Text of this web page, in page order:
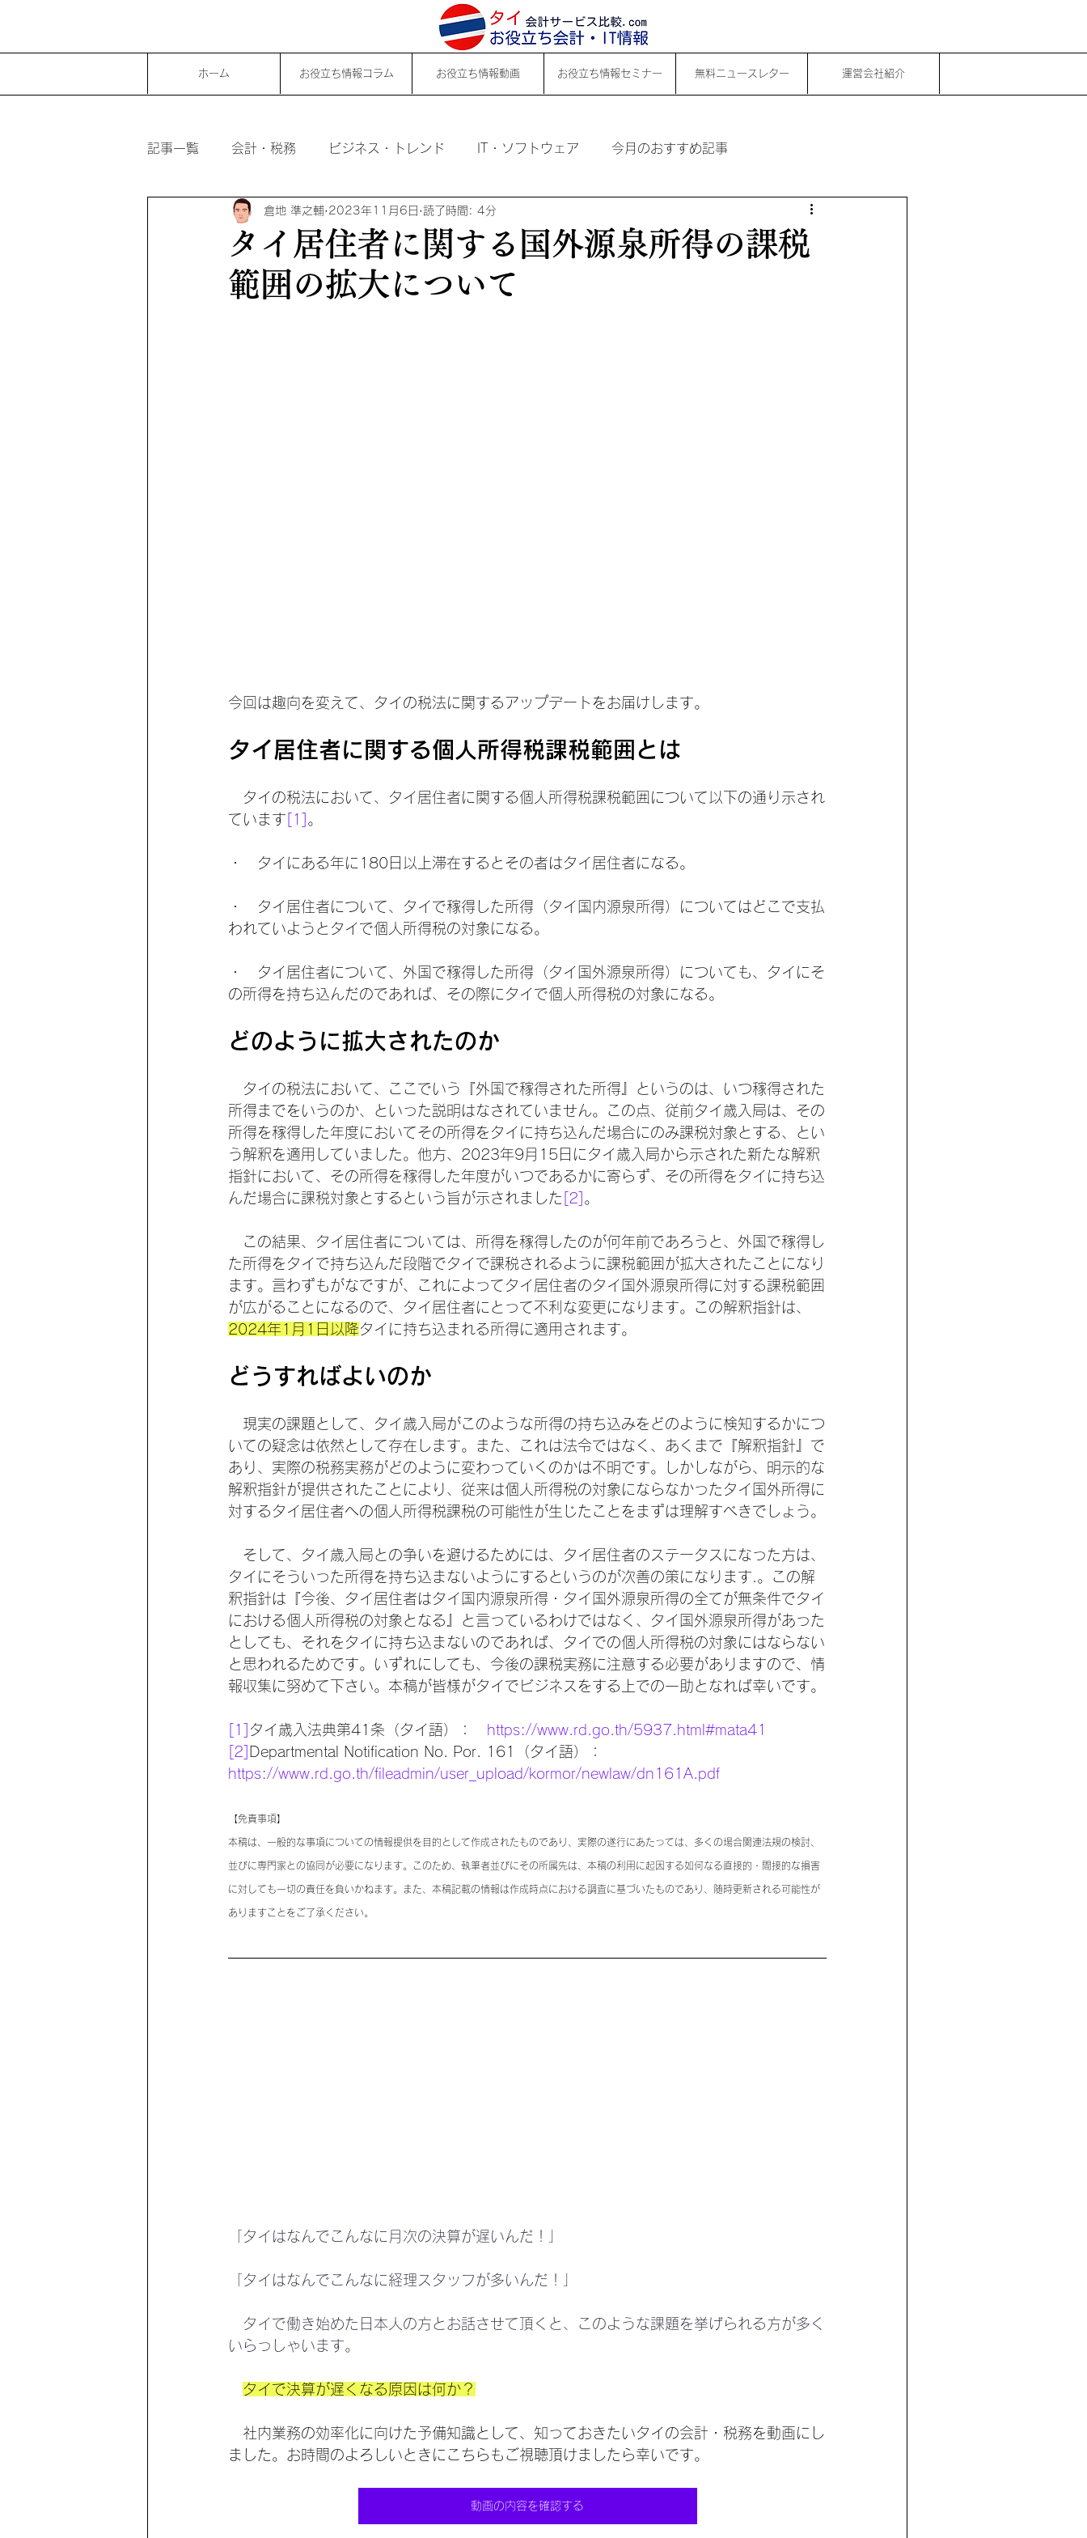
ホーム お役立ち情報コラム お役立ち情報動画 お役立ち情報セミナー 無料ニュースレター 運営会社紹介
記事一覧 会計・税務 ビジネス・トレンド IT・ソフトウェア 今月のおすすめ記事
タイ居住者に関する国外源泉所得の課税
範囲の拡大について
倉地 準之輔 2023年11月6日 読了時間: 4分
今回は趣向を変えて、タイの税法に関するアップデートをお届けします。
タイ居住者に関する個人所得税課税範囲とは
タイの税法において、タイ居住者に関する個人所得税課税範囲について以下の通り示され
ています [1] 。
・　タイにある年に180日以上滞在するとその者はタイ居住者になる。
・　タイ居住者について、タイで稼得した所得（タイ国内源泉所得）についてはどこで支払
われていようとタイで個人所得税の対象になる。
・　タイ居住者について、外国で稼得した所得（タイ国外源泉所得）についても、タイにそ
の所得を持ち込んだのであれば、その際にタイで個人所得税の対象になる。
どのように拡大されたのか
タイの税法において、ここでいう『外国で稼得された所得』というのは、いつ稼得された
所得までをいうのか、といった説明はなされていません。この点、従前タイ歳入局は、その
所得を稼得した年度においてその所得をタイに持ち込んだ場合にのみ課税対象とする、とい
う解釈を適用していました。他方、2023年9月15日にタイ歳入局から示された新たな解釈
指針において、その所得を稼得した年度がいつであるかに寄らず、その所得をタイに持ち込
んだ場合に課税対象とするという旨が示されました
[2] 。
この結果、タイ居住者については、所得を稼得したのが何年前であろうと、外国で稼得し
た所得をタイで持ち込んだ段階でタイで課税されるように課税範囲が拡大されたことになり
ます。言わずもがなですが、これによってタイ居住者のタイ国外源泉所得に対する課税範囲
が広がることになるので、タイ居住者にとって不利な変更になります。この解釈指針は、
2024年1月1日以降タイに持ち込まれる所得に適用されます。
どうすればよいのか
現実の課題として、タイ歳入局がこのような所得の持ち込みをどのように検知するかにつ
いての疑念は依然として存在します。また、これは法令ではなく、あくまで『解釈指針』で
あり、実際の税務実務がどのように変わっていくのかは不明です。しかしながら、明示的な
解釈指針が提供されたことにより、従来は個人所得税の対象にならなかったタイ国外所得に
対するタイ居住者への個人所得税課税の可能性が生じたことをまずは理解すべきでしょう。
そして、タイ歳入局との争いを避けるためには、タイ居住者のステータスになった方は、
タイにそういった所得を持ち込まないようにするというのが次善の策になります.。この解
釈指針は『今後、タイ居住者はタイ国内源泉所得・タイ国外源泉所得の全てが無条件でタイ
における個人所得税の対象となる』と言っているわけではなく、タイ国外源泉所得があった
としても、それをタイに持ち込まないのであれば、タイでの個人所得税の対象にはならない
と思われるためです。いずれにしても、今後の課税実務に注意する必要がありますので、情
報収集に努めて下さい。本稿が皆様がタイでビジネスをする上での一助となれば幸いです。
[1] タイ歳入法典第41条（タイ語）：
https://www.rd.go.th/5937.html#mata41
[2]
Departmental Notification No. Por. 161（タイ語）：
https://www.rd.go.th/fileadmin/user_upload/kormor/newlaw/dn161A.pdf
【免責事項】
本稿は、一般的な事項についての情報提供を目的として作成されたものであり、実際の遂行にあたっては、多くの場合関連法規の検討、
並びに専門家との協同が必要になります。このため、執筆者並びにその所属先は、本稿の利用に起因する如何なる直接的・間接的な損害
に対しても一切の責任を負いかねます。また、本稿記載の情報は作成時点における調査に基づいたものであり、随時更新される可能性が
ありますことをご了承ください。
「タイはなんでこんなに月次の決算が遅いんだ！」
「タイはなんでこんなに経理スタッフが多いんだ！」
タイで働き始めた日本人の方とお話させて頂くと、このような課題を挙げられる方が多く
いらっしゃいます。
タイで決算が遅くなる原因は何か？
社内業務の効率化に向けた予備知識として、知っておきたいタイの会計・税務を動画にし
ました。お時間のよろしいときにこちらもご視聴頂けましたら幸いです。
動画の内容を確認する